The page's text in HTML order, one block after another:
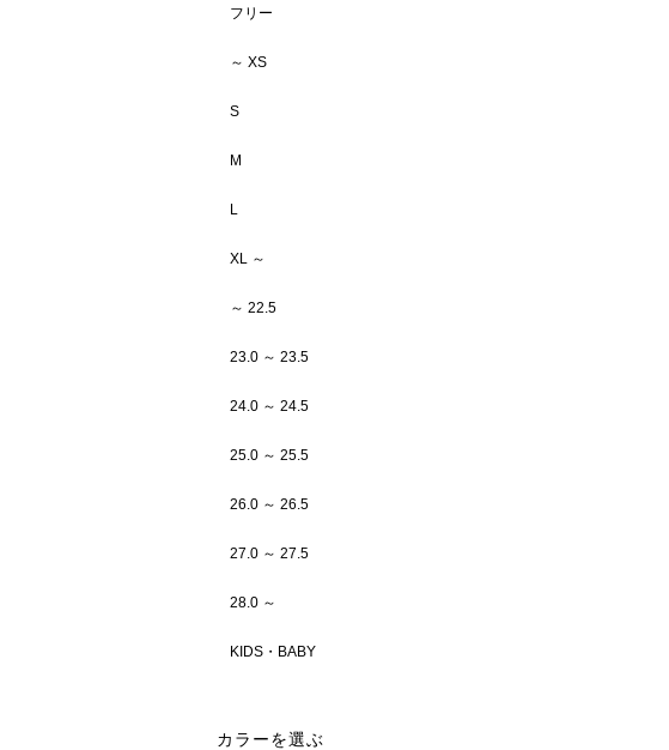
フリー
～ XS
S
M
L
XL ～
～ 22.5
23.0 ～ 23.5
24.0 ～ 24.5
25.0 ～ 25.5
26.0 ～ 26.5
27.0 ～ 27.5
28.0 ～
KIDS・BABY
カラーを選ぶ